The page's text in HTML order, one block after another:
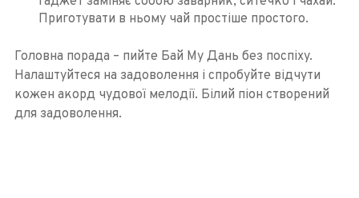
Приготувати в ньому чай простіше простого.
Головна порада – пийте Бай Му Дань без поспіху.
Налаштуйтеся на задоволення і спробуйте відчути
кожен акорд чудової мелодії. Білий піон створений
для задоволення.